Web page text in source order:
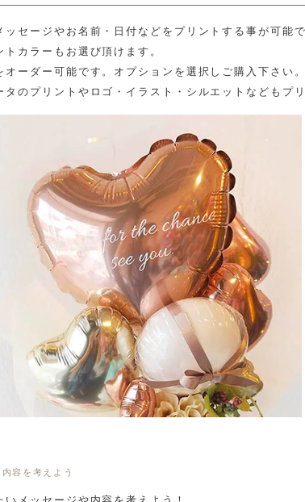
セージやお名前・日付などをプリントする事が可能で
カラーもお選び頂けます。
ーダー可能です。オプションを選択しご購入下さい。
のプリントやロゴ・イラスト・シルエットなどもプ
容を考えよう